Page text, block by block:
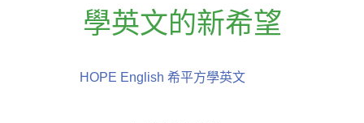
學英文的新希望
HOPE English 希平方學英文